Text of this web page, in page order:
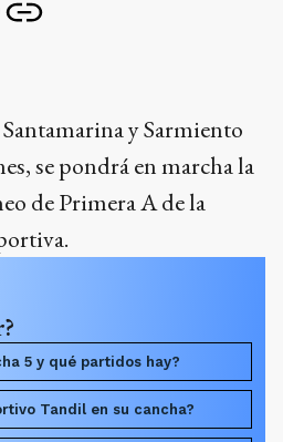
y Sarmiento
se pondrá en marcha la
de Primera A de la
5 y qué partidos hay?
Tandil en su cancha?